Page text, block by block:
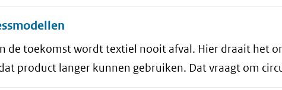
de toekomst wordt textiel nooit afval. Hier draait het
product langer kunnen gebruiken. Dat vraagt om